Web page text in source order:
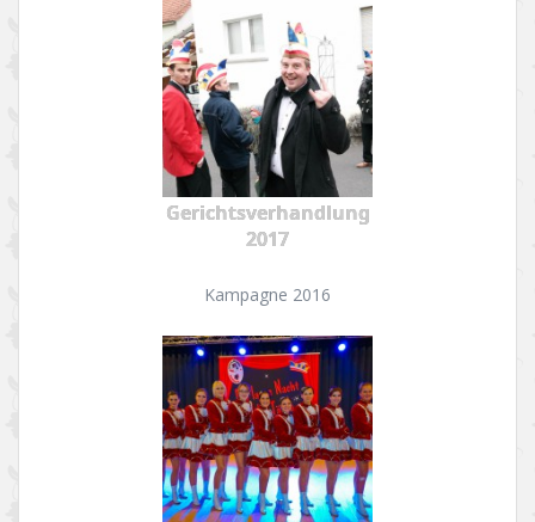
Gerichtsverhandlung
2017
Kampagne 2016